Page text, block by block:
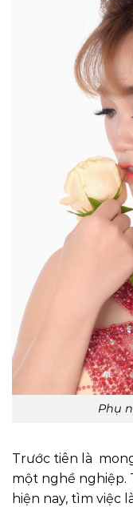
Phụ
Trước tiên là
một nghề nghiệp.
hiện nay, tìm việc